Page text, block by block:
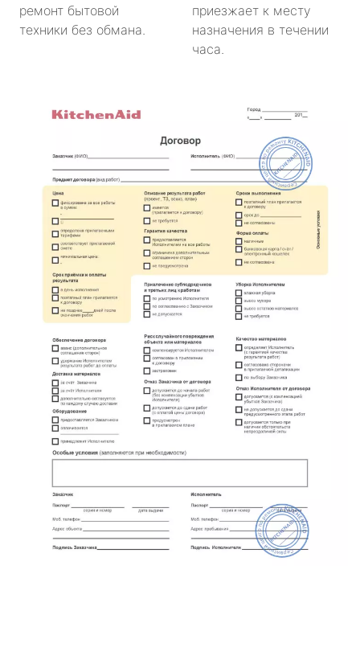
ремонт бытовой
техники без обмана.
приезжает к месту
назначения в течении
часа.